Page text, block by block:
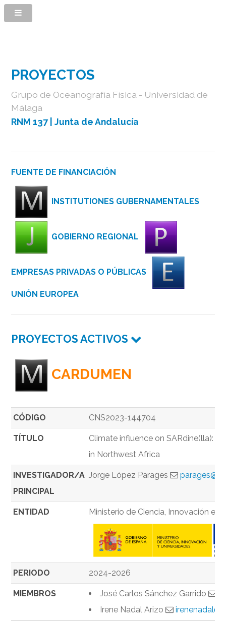
PROYECTOS
Grupo de Oceanografía Física - Universidad de
Málaga
RNM 137 | Junta de Andalucía
FUENTE DE FINANCIACIÓN
INSTITUTIONES GUBERNAMENTALES
GOBIERNO REGIONAL
EMPRESAS PRIVADAS O PÚBLICAS
UNIÓN EUROPEA
PROYECTOS ACTIVOS
CARDUMEN
CÓDIGO CNS2023-144704
TÍTULO
Climate influence on SARdine(lla):
in Northwest Africa
INVESTIGADOR/A
PRINCIPAL
Jorge López Parages
ENTIDAD Ministerio de Ciencia, Innovación e
PERIODO 2024-2026
MIEMBROS José Carlos Sánchez Garrido
Irene Nadal Arizo